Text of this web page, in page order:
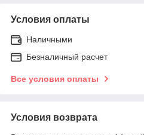
Условия оплаты
Наличными
Безналичный расчет
Все условия оплаты
Условия возврата